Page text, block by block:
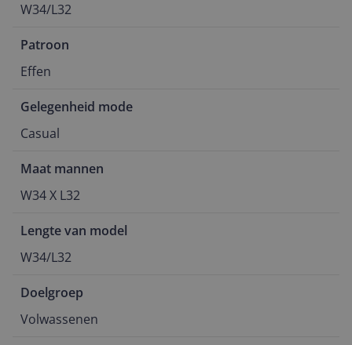
W34/L32
Patroon
Effen
Gelegenheid mode
Casual
Maat mannen
W34 X L32
Lengte van model
W34/L32
Doelgroep
Volwassenen